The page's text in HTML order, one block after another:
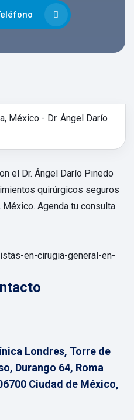
el Dr. Ángel Darío Pinedo
quirúrgicos seguros
Agenda tu consulta
Londres, Torre de
Durango 64, Roma
Ciudad de México,